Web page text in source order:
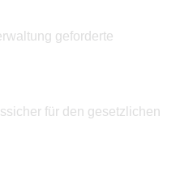
geforderte
für den gesetzlichen